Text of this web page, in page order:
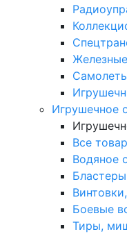
Игрушечное
Все
Водяное
Боевые
Тиры,